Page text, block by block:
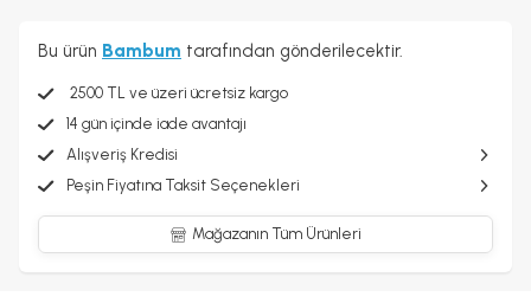
Bu ürün Bambum tarafından gönderilecektir.
2500 TL ve üzeri ücretsiz kargo
14 gün içinde iade avantajı
Alışveriş Kredisi
Peşin Fiyatına Taksit Seçenekleri
Mağazanın Tüm Ürünleri